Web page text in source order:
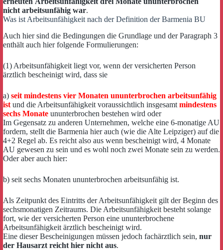
nicht arbeitsunfähig war.
Was ist Arbeitsunfähigkeit nach der Definition der Barmenia BU
Auch hier sind die Bedingungen die Grundlage und der Paragraph 3
enthält auch hier folgende Formulierungen:
(1) Arbeitsunfähigkeit liegt vor, wenn der versicherten Person
ärztlich bescheinigt wird, dass sie
a) seit mindestens vier Monaten ununterbrochen arbeitsunfähig
ist und die Arbeitsunfähigkeit voraussichtlich insgesamt mindestens
sechs Monate ununterbrochen bestehen wird oder
Im Gegensatz zu anderen Unternehmen, welche eine 6-monatige AU
fordern, stellt die Barmenia hier auch (wie die Alte Leipziger) auf die
4+2 Regel ab. Es reicht also aus wenn bescheinigt wird, 4 Monate
AU gewesen zu sein und es wohl noch zwei Monate sein zu werden.
Oder aber auch hier:
b) seit sechs Monaten ununterbrochen arbeitsunfähig ist.
Als Zeitpunkt des Eintritts der Arbeitsunfähigkeit gilt der Beginn des
sechsmonatigen Zeitraums. Die Arbeitsunfähigkeit besteht solange
fort, wie der versicherten Person eine ununterbrochene
Arbeitsunfähigkeit ärztlich bescheinigt wird.
Eine dieser Bescheinigungen müssen jedoch fachärztlich sein, nur
der Hausarzt reicht hier nicht aus.